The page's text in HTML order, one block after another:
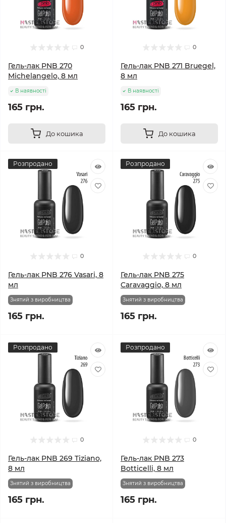
0
Гель-лак PNB 270
Michelangelo, 8 мл
В наявності
165 грн.
До кошика
0
Гель-лак PNB 271 Bruegel,
8 мл
В наявності
165 грн.
До кошика
Розпродано
0
Гель-лак PNB 276 Vasari, 8
мл
Знятий з виробництва
165 грн.
Розпродано
0
Гель-лак PNB 275
Caravaggio, 8 мл
Знятий з виробництва
165 грн.
Розпродано
0
Гель-лак PNB 269 Tiziano,
8 мл
Знятий з виробництва
165 грн.
Розпродано
0
Гель-лак PNB 273
Botticelli, 8 мл
Знятий з виробництва
165 грн.